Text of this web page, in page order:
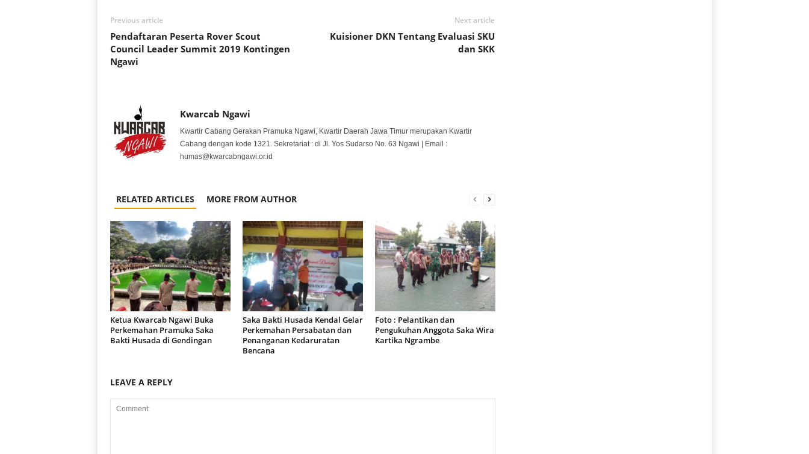
Previous article
Pendaftaran Peserta Rover Scout
Council Leader Summit 2019 Kontingen
Ngawi
Next article
Kuisioner DKN Tentang Evaluasi SKU
dan SKK
Kwarcab Ngawi
Kwartir Cabang Gerakan Pramuka Ngawi, Kwartir Daerah Jawa Timur merupakan Kwartir
Cabang dengan kode 1321. Sekretariat : di Jl. Yos Sudarso No. 63 Ngawi | Email :
humas@kwarcabngawi.or.id
RELATED ARTICLES MORE FROM AUTHOR
Ketua Kwarcab Ngawi Buka
Perkemahan Pramuka Saka
Bakti Husada di Gendingan
Saka Bakti Husada Kendal Gelar
Perkemahan Persabatan dan
Penanganan Kedaruratan
Bencana
Foto : Pelantikan dan
Pengukuhan Anggota Saka Wira
Kartika Ngrambe
LEAVE A REPLY